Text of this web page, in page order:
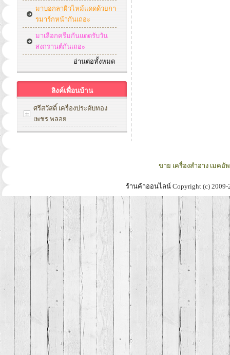
มาบอกลาผิวไหม้แดดด้วยกา
รมาร์กหน้ากันเถอะ
มาเลือกครีมกันแดดรับวัน
สงกรานต์กันเถอะ
อ่านต่อทั้งหมด
ลิงค์เพื่อนบ้าน
ศรีสวัสดิ์ เครื่องประดับทอง
เพชร พลอย
ขาย เครื่องสำอาง เมค
ร้านค้าออนไลน์Copyright (c)